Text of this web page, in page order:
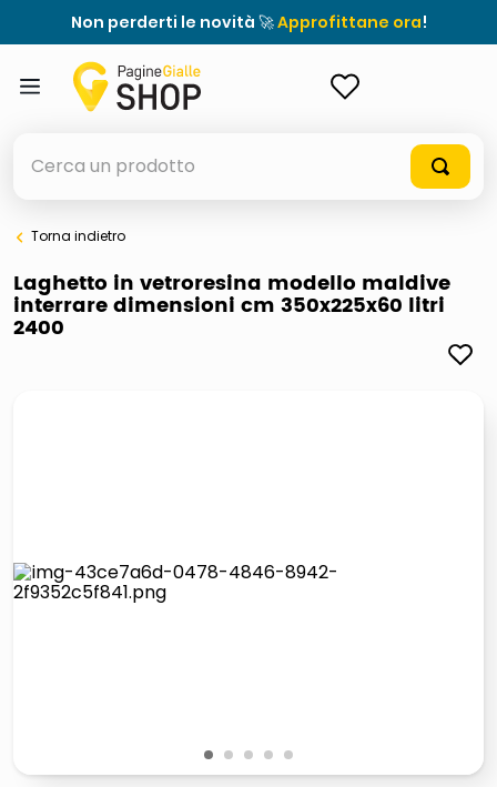
Non perderti le novità 🚀Approfittane ora!
elenchi telefonici
meme
pattumiera raccolta differenziata
Torna indietro
Laghetto in vetroresina modello maldive
interrare dimensioni cm 350x225x60 litri
2400
1 2 3 4 5